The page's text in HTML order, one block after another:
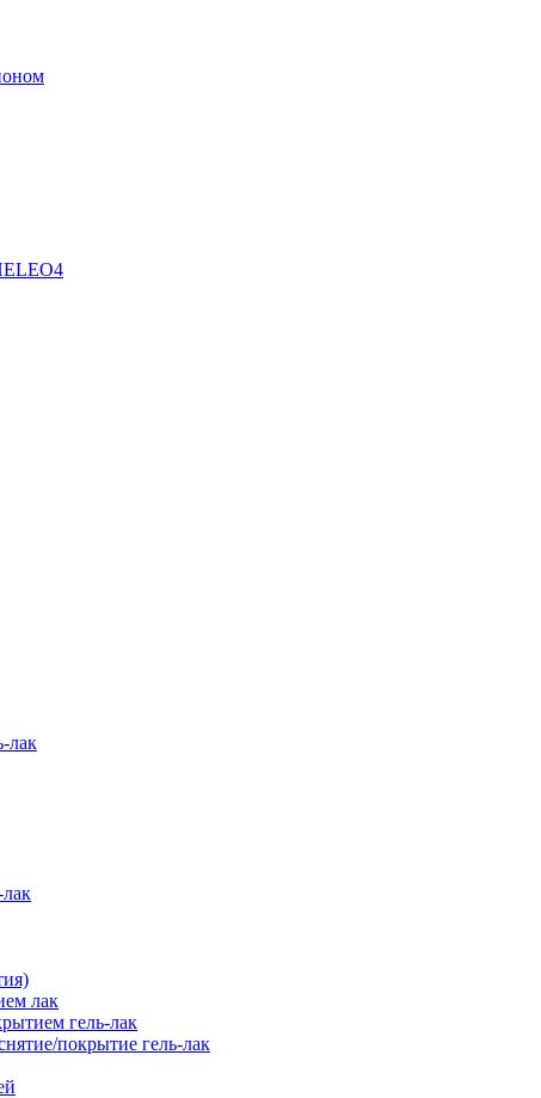
лак
лак
гель-лак
покрытие гель-лак